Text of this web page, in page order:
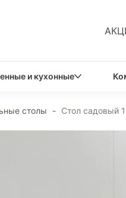
и кухонные
столы - Стол садовый